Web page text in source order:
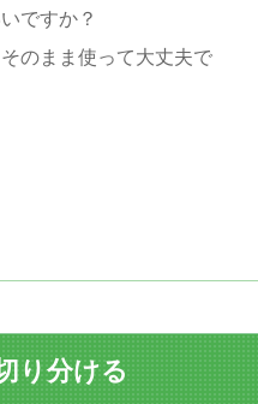
ですか？
のまま使って大丈夫で
り分ける